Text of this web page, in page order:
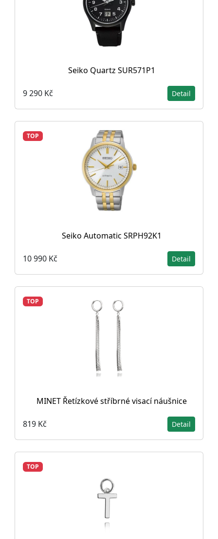
Seiko Quartz SUR571P1
9 290 Kč Detail
TOP
Seiko Automatic SRPH92K1
10 990 Kč Detail
TOP
MINET Řetízkové stříbrné visací náušnice
819 Kč Detail
TOP